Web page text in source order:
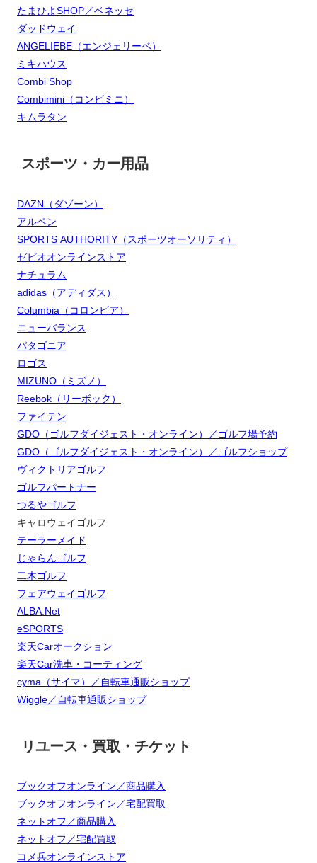
たまひよSHOP／ベネッセ
ダッドウェイ
ANGELIEBE（エンジェリーベ）
ミキハウス
Combi Shop
Combimini（コンビミニ）
キムラタン
スポーツ・カー用品
DAZN（ダゾーン）
アルペン
SPORTS AUTHORITY（スポーツオーソリティ）
ゼビオオンラインストア
ナチュラム
adidas（アディダス）
Columbia（コロンビア）
ニューバランス
パタゴニア
ロゴス
MIZUNO（ミズノ）
Reebok（リーボック）
ファイテン
GDO（ゴルフダイジェスト・オンライン）／ゴルフ場予約
GDO（ゴルフダイジェスト・オンライン）／ゴルフショップ
ヴィクトリアゴルフ
ゴルフパートナー
つるやゴルフ
キャロウェイゴルフ
テーラーメイド
じゃらんゴルフ
二木ゴルフ
フェアウェイゴルフ
ALBA.Net
eSPORTS
楽天Carオークション
楽天Car洗車・コーティング
cyma（サイマ）／自転車通販ショップ
Wiggle／自転車通販ショップ
リユース・買取・チケット
ブックオフオンライン／商品購入
ブックオフオンライン／宅配買取
ネットオフ／商品購入
ネットオフ／宅配買取
コメ兵オンラインストア